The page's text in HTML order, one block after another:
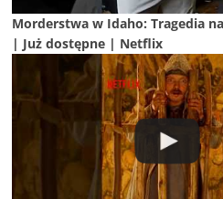
Morderstwa w Idaho: Tragedia
| Już dostępne | Netflix